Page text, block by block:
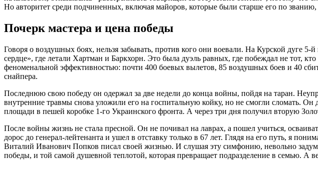
Но авторитет среди подчиненных, включая майоров, которые были старше его по
Почерк мастера и цена победы
Говоря о воздушных боях, нельзя забывать, против кого они воевали. На Курской дуге
сердце», где летали Хартман и Баркхорн. Это была дуэль равных, где побеждал не тот,
феноменальной эффективностью: почти 400 боевых вылетов, 85 воздушных боев и 40
снайпера.
Последнюю свою победу он одержал за две недели до конца войны, пойдя на таран.
внутренние травмы снова уложили его на госпитальную койку, но не смогли сломать.
площади в пешей коробке 1-го Украинского фронта. А через три дня получил вторую
После войны жизнь не стала пресной. Он не почивал на лаврах, а пошел учиться,
дорос до генерал-лейтенанта и ушел в отставку только в 67 лет. Глядя на его путь, я
Виталий Иванович Попков писал своей жизнью. И слушая эту симфонию, невольно
победы, и той самой душевной теплотой, которая превращает подразделение в семью. А